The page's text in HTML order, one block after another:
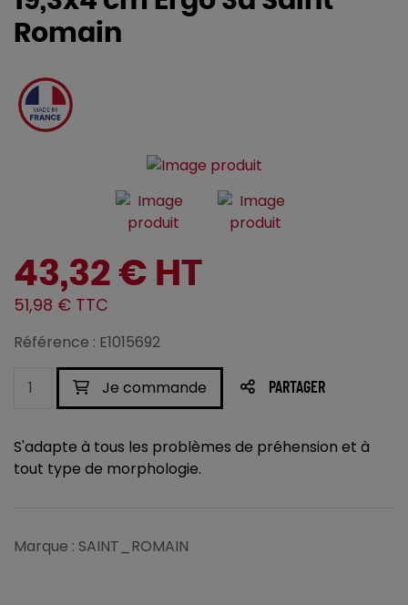
Romain
43,32 € HT
51,98 € TTC
Référence : E1015692
Je commande PARTAGER
S'adapte à tous les problèmes de préhension et à
tout type de morphologie.
Marque : SAINT_ROMAIN